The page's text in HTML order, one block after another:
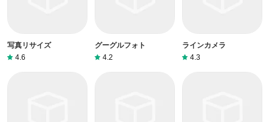
写真リサイズ
4.6
グーグルフォト
4.2
ラインカメラ
4.3